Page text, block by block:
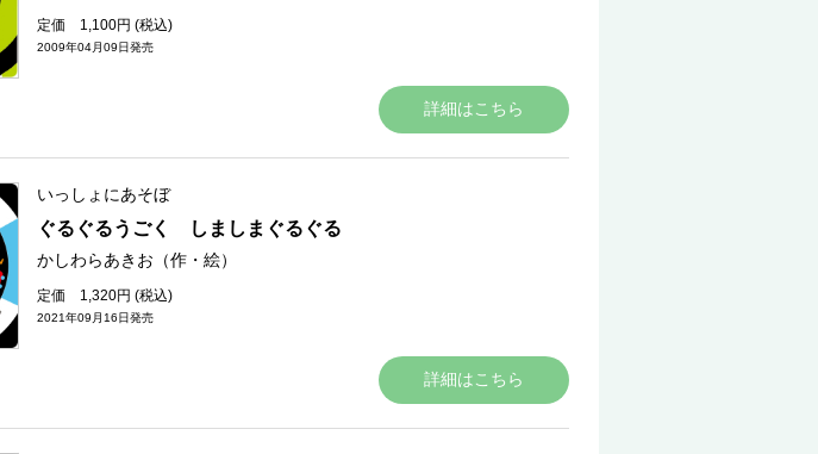
定価 1,100円 (税込)
2009年04月09日発売
詳細はこちら
いっしょにあそぼ
ぐるぐるうごく しましまぐるぐる
かしわらあきお（作・絵）
定価 1,320円 (税込)
2021年09月16日発売
詳細はこちら